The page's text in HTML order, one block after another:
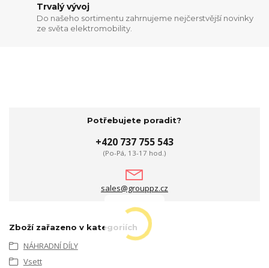
Trvalý vývoj
Do našeho sortimentu zahrnujeme nejčerstvější novinky
ze světa elektromobility.
Potřebujete poradit?
+420 737 755 543
(Po-Pá, 13-17 hod.)
sales@grouppz.cz
Zboží zařazeno v kategoriích
NÁHRADNÍ DÍLY
Vsett